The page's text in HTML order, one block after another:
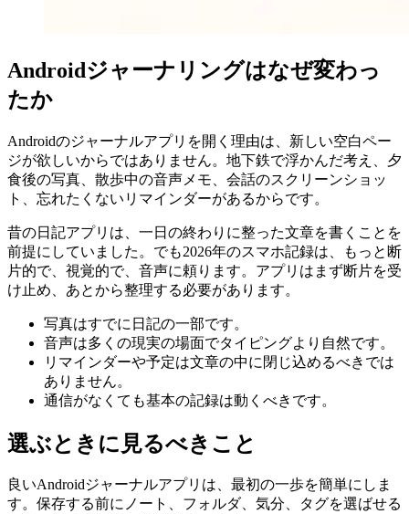
Androidジャーナリングはなぜ変わっ
たか
Androidのジャーナルアプリを開く理由は、新しい空白ペー
ジが欲しいからではありません。地下鉄で浮かんだ考え、夕
食後の写真、散歩中の音声メモ、会話のスクリーンショッ
ト、忘れたくないリマインダーがあるからです。
昔の日記アプリは、一日の終わりに整った文章を書くことを
前提にしていました。でも2026年のスマホ記録は、もっと断
片的で、視覚的で、音声に頼ります。アプリはまず断片を受
け止め、あとから整理する必要があります。
写真はすでに日記の一部です。
音声は多くの現実の場面でタイピングより自然です。
リマインダーや予定は文章の中に閉じ込めるべきでは
ありません。
通信がなくても基本の記録は動くべきです。
選ぶときに見るべきこと
良いAndroidジャーナルアプリは、最初の一歩を簡単にしま
す。保存する前にノート、フォルダ、気分、タグを選ばせる